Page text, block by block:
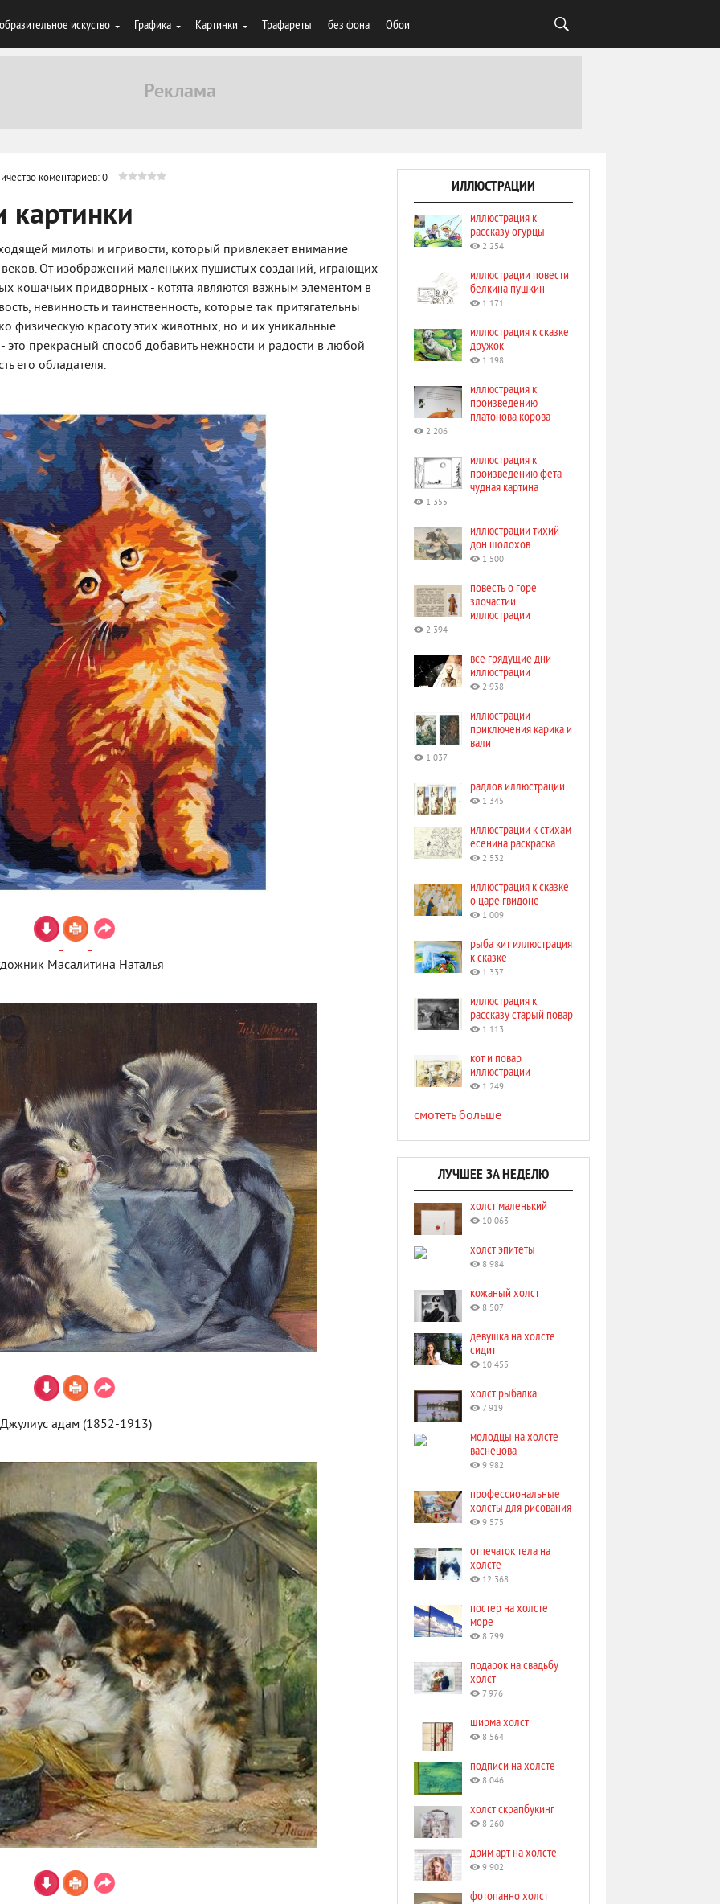
искуство Графика Картинки Трафареты без фона Обои
коментариев: 0
картинки
милоты и игривости, который привлекает внимание
От изображений маленьких пушистых созданий, играющих
кошачьих придворных - котята являются важным элементом в
невинность и таинственность, которые так притягательны
физическую красоту этих животных, но и их уникальные
это прекрасный способ добавить нежности и радости в любой
его обладателя.
Масалитина Наталья
Джулиус адам (1852-1913)
ИЛЛЮСТРАЦИИ
иллюстрация к
рассказу огурцы
2 254
иллюстрации повести
белкина пушкин
1 171
иллюстрация к сказке
дружок
1 198
иллюстрация к
произведению
платонова корова
2 206
иллюстрация к
произведению фета
чудная картина
1 355
иллюстрации тихий
дон шолохов
1 500
повесть о горе
злочастии
иллюстрации
2 394
все грядущие дни
иллюстрации
2 938
иллюстрации
приключения карика и
вали
1 037
радлов иллюстрации
1 345
иллюстрации к стихам
есенина раскраска
2 532
иллюстрация к сказке
о царе гвидоне
1 009
рыба кит иллюстрация
к сказке
1 337
иллюстрация к
рассказу старый повар
1 113
кот и повар
иллюстрации
1 249
смотеть больше
ЛУЧШЕЕ ЗА НЕДЕЛЮ
холст маленький
10 063
холст эпитеты
8 984
кожаный холст
8 507
девушка на холсте
сидит
10 455
холст рыбалка
7 919
молодцы на холсте
васнецова
9 982
профессиональные
холсты для рисования
9 575
отпечаток тела на
холсте
12 368
постер на холсте
море
8 799
подарок на свадьбу
холст
7 976
ширма холст
8 564
подписи на холсте
8 046
холст скрапбукинг
8 260
дрим арт на холсте
9 902
фотопанно холст